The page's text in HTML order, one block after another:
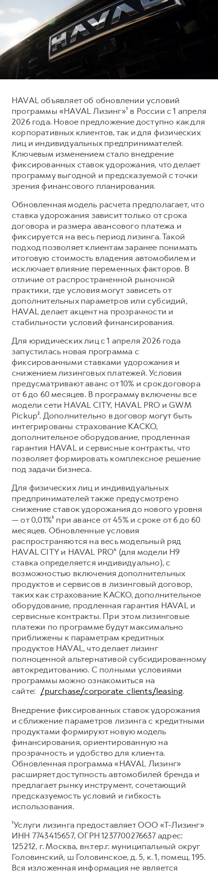
H7
от 3 799 000 ₽
Тест-драйв
Трейд-ин
КРЕДИТ И СТРАХОВАНИЕ
Кредитный калькулятор
Кредит
КОРПОРАТИВНЫМ КЛИЕНТАМ
Для малого бизнеса
Корпоративным клиентам
Крупным корпоративным клиентам
Система управления автопарком
Сервис для корпоративных клиентов
HAVAL Лизинг
АКСЕССУАРЫ HAVAL
Автомобильные аксессуары
Коллекция PRO
Коллекция Базовая
Коллекция Детская
СЕРВИСНОЕ ОБСЛУЖИВАНИЕ
Нулевое ТО
Программа «Помощь на дороге»
Регламенты технического обслуживания
Электронный ПТС
ПОДДЕРЖКА
GWM Безопасность
Гарантия HAVAL
Мобильное приложение GWM
Программа «HAVAL Защита+»
Руководства по эксплуатации
Подписки
АКСЕССУАРЫ HAVAL
Автомобильные аксессуары
Коллекция PRO
Коллекция Базовая
Коллекция Детская
О дилере
Наша команда
Контакты
HAVAL объявляет об обновлении условий
программы «HAVAL Лизинг»¹ в России с 1 апреля
2026 года. Новое предложение доступно как для
корпоративных клиентов, так и для физических
лиц и индивидуальных предпринимателей.
Ключевым изменением стало внедрение
фиксированных ставок удорожания, что делает
программу выгодной и предсказуемой с точки
зрения финансового планирования.
Обновленная модель расчета предполагает, что
ставка удорожания зависит только от срока
договора и размера авансового платежа и
фиксируется на весь период лизинга. Такой
подход позволяет клиентам заранее понимать
итоговую стоимость владения автомобилем и
исключает влияние переменных факторов. В
отличие от распространенной рыночной
практики, где условия могут зависеть от
дополнительных параметров или субсидий,
HAVAL делает акцент на прозрачности и
стабильности условий финансирования.
Для юридических лиц с 1 апреля 2026 года
запустилась новая программа с
фиксированными ставками удорожания и
снижением лизинговых платежей. Условия
предусматривают аванс от 10% и срок договора
от 6 до 60 месяцев. В программу включены все
модели сети HAVAL CITY, HAVAL PRO и GWM
Pickup². Дополнительно в договор могут быть
интегрированы страхование КАСКО,
дополнительное оборудование, продленная
гарантия HAVAL и сервисные контракты, что
позволяет формировать комплексное решение
под задачи бизнеса.
Для физических лиц и индивидуальных
предпринимателей также предусмотрено
снижение ставок удорожания до нового уровня
— от 0,01%³ при авансе от 45% и сроке от 6 до 60
месяцев. Обновленные условия
распространяются на весь модельный ряд
HAVAL CITY и HAVAL PRO⁴ (для модели Н9
ставка определяется индивидуально), с
возможностью включения дополнительных
продуктов и сервисов в лизинговый договор,
таких как страхование КАСКО, дополнительное
оборудование, продленная гарантия HAVAL и
сервисные контракты. При этом лизинговые
платежи по программе будут максимально
приближены к параметрам кредитных
продуктов HAVAL, что делает лизинг
полноценной альтернативой субсидированному
автокредитованию. С полными условиями
программы можно ознакомиться на
сайте: /purchase/corporate_clients/leasing.
Внедрение фиксированных ставок удорожания
и сближение параметров лизинга с кредитными
продуктами формируют новую модель
финансирования, ориентированную на
прозрачность и удобство для клиента.
Обновленная программа «HAVAL Лизинг»
расширяет доступность автомобилей бренда и
предлагает рынку инструмент, сочетающий
предсказуемость условий и гибкость
использования.
¹Услуги лизинга предоставляет ООО «Т-Лизинг»
ИНН 7743415657, ОГРН 1237700276637 адрес:
125212, г. Москва, вн.тер.г. муниципальный округ
Головинский, ш Головинское, д. 5, к. 1, помещ. 195.
Вся изложенная информация не является